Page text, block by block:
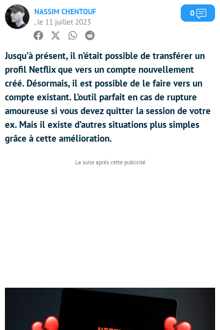
NASSIM CHENTOUF
, le 11 juillet 2023
0
Facebook
TwitterWhatsapp
Reddit
Jusqu’à présent, il n’était possible de transférer un
profil Netflix que vers un compte nouvellement
créé. Désormais, il est possible de le faire vers un
compte existant. L’outil parfait en cas de rupture
amoureuse si vous devez quitter la session de votre
ex. Mais il existe d’autres situations plus simples
grâce à cette amélioration.